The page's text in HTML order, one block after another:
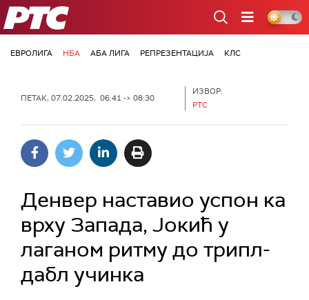
РТС
ЕВРОЛИГА НБА АБА ЛИГА РЕПРЕЗЕНТАЦИЈА КЛС
ПЕТАК, 07.02.2025, 06:41 -> 08:30
ИЗВОР:
РТС
Денвер наставио успон ка
врху Запада, Јокић у
лаганом ритму до трипл-
дабл учинка